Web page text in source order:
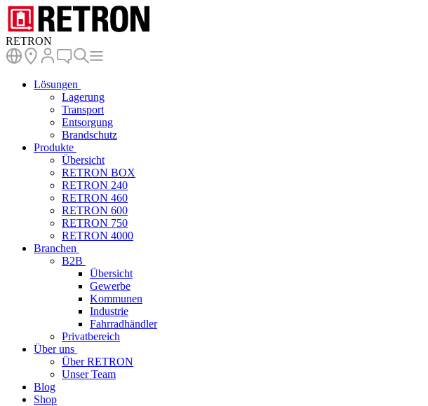
RETRON
Lösungen
Lagerung
Transport
Entsorgung
Brandschutz
Produkte
Übersicht
RETRON BOX
RETRON 240
RETRON 460
RETRON 600
RETRON 750
RETRON 4000
Branchen
B2B
Übersicht
Gewerbe
Kommunen
Industrie
Fahrradhändler
Privatbereich
Über uns
Über RETRON
Unser Team
Blog
Shop